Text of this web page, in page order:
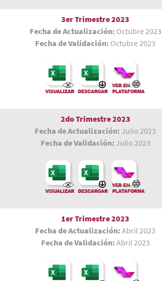
3er Trimestre 2023
Fecha de Actualización: Octubre 2023
Fecha de Validación: Octubre 2023
2do Trimestre 2023
Fecha de Actualización: Julio 2023
Fecha de Validación: Julio 2023
1er Trimestre2023
Fecha de Actualización: Abril 2023
Fecha de Validación: Abril 2023